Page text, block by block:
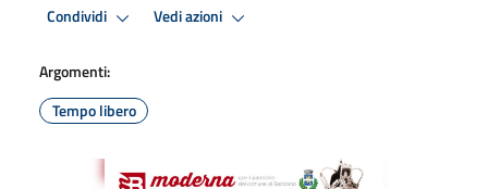
Condividi Vedi azioni
Argomenti:
Tempo libero